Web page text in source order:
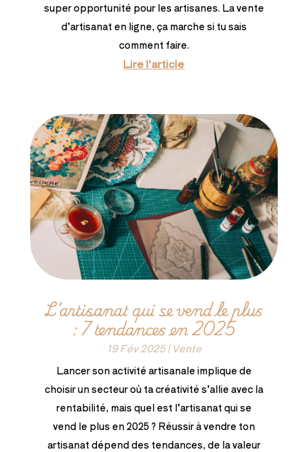
super opportunité pour les artisanes. La vente
d’artisanat en ligne, ça marche si tu sais
comment faire.
Lire l'article
L’artisanat qui se vend le plus
: 7 tendances en 2025
19 Fév 2025|Vente
Lancer son activité artisanale implique de
choisir un secteur où ta créativité s’allie avec la
rentabilité, mais quel est l’artisanat qui se
vend le plus en 2025 ? Réussir à vendre ton
artisanat dépend des tendances, de la valeur